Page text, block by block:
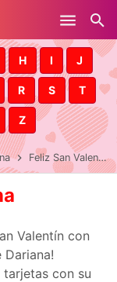
H I J
R S T
Z
Feliz San Valentín Dariana
Valentín con
con su